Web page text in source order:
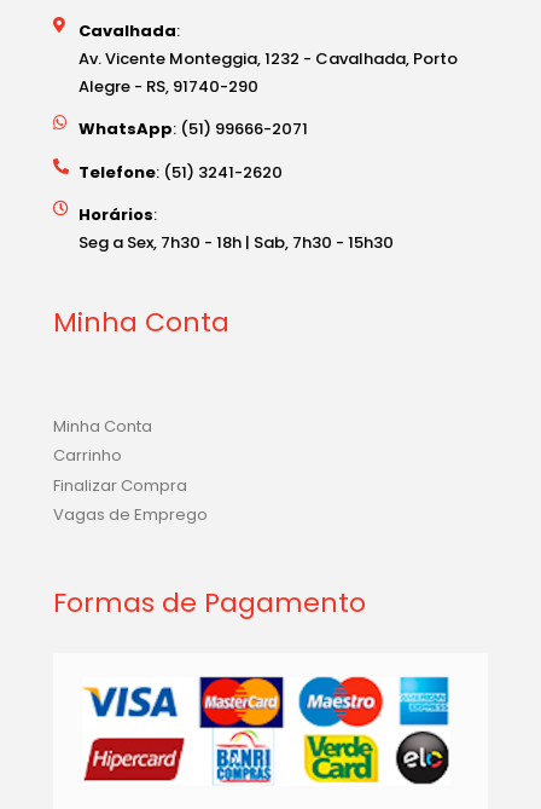
Cavalhada:
Av. Vicente Monteggia, 1232 - Cavalhada, Porto
Alegre - RS, 91740-290
WhatsApp: (51) 99666-2071
Telefone: (51) 3241-2620
Horários:
Seg a Sex, 7h30 - 18h | Sab, 7h30 - 15h30
Minha Conta
Minha Conta
Carrinho
Finalizar Compra
Vagas de Emprego
Formas de Pagamento